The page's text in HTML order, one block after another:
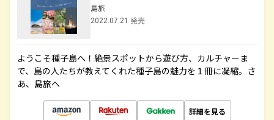
島旅
2022.07.21 発売
ようこそ種子島へ！絶景スポットから遊び方、カルチャーま
で、島の人たちが教えてくれた種子島の魅力を１冊に凝縮。さ
あ、島旅へ
詳細を見る